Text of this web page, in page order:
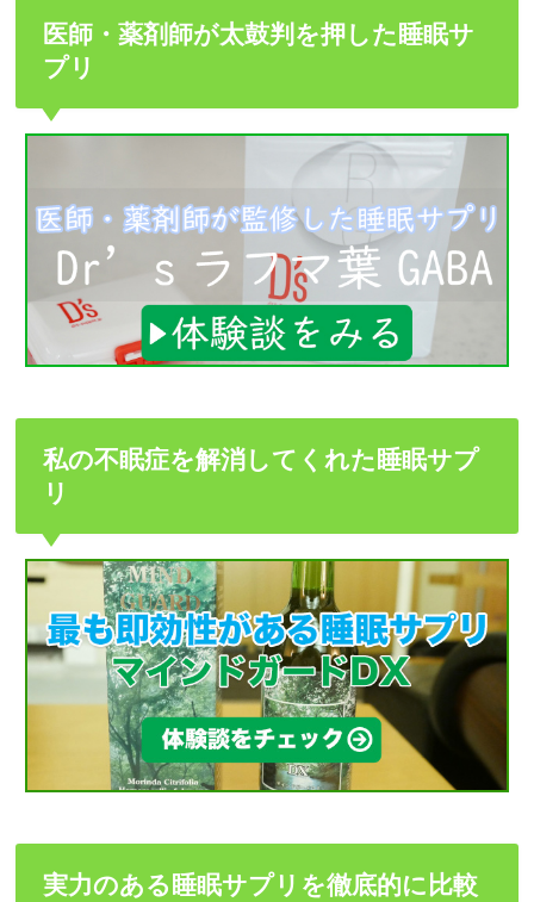
医師・薬剤師が太鼓判を押した睡眠サ
プリ
私の不眠症を解消してくれた睡眠サプ
リ
実力のある睡眠サプリを徹底的に比較